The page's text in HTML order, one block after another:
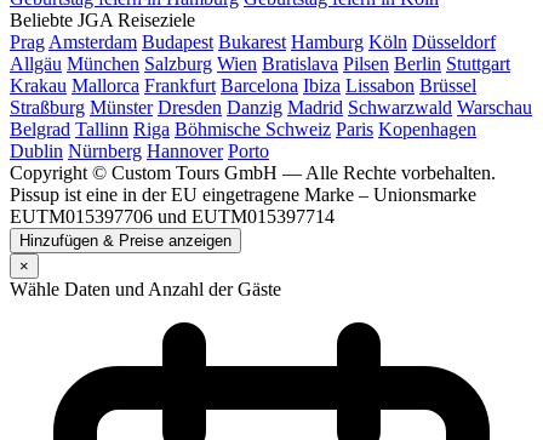
Beliebte JGA Reiseziele
Prag Amsterdam Budapest Bukarest Hamburg Köln Düsseldorf
Allgäu München Salzburg Wien Bratislava Pilsen Berlin Stuttgart
Krakau Mallorca Frankfurt Barcelona Ibiza Lissabon Brüssel
Straßburg Münster Dresden Danzig Madrid Schwarzwald Warschau
Belgrad Tallinn Riga Böhmische Schweiz Paris Kopenhagen
Dublin Nürnberg Hannover Porto
Copyright © Custom Tours GmbH — Alle Rechte vorbehalten.
Pissup ist eine in der EU eingetragene Marke – Unionsmarke
EUTM015397706 und EUTM015397714
Hinzufügen & Preise anzeigen
×
Wähle Daten und Anzahl der Gäste